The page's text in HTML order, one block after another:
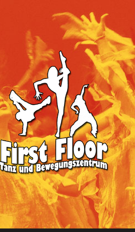
First
Floor
-
Tanz
&
Bewegungszentrum